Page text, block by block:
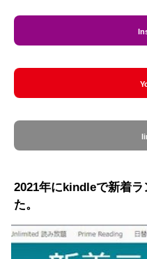
2021年にkindleで新着
た。